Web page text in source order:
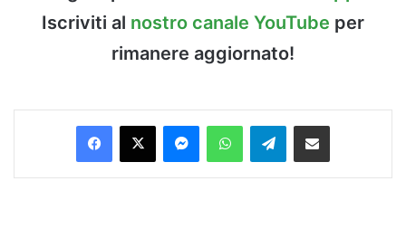
Iscriviti al nostro canale YouTube per
rimanere aggiornato!
Facebook
X MessengerWhatsAppTelegramCondividi via Email